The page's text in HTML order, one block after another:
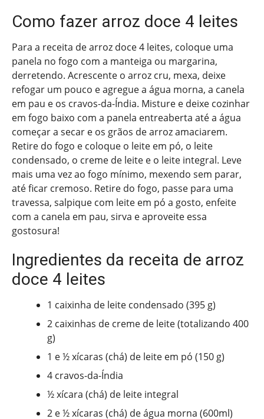
Como fazer arroz doce 4 leites
Para a receita de arroz doce 4 leites, coloque uma
panela no fogo com a manteiga ou margarina,
derretendo. Acrescente o arroz cru, mexa, deixe
refogar um pouco e agregue a água morna, a canela
em pau e os cravos-da-Índia. Misture e deixe cozinhar
em fogo baixo com a panela entreaberta até a água
começar a secar e os grãos de arroz amaciarem.
Retire do fogo e coloque o leite em pó, o leite
condensado, o creme de leite e o leite integral. Leve
mais uma vez ao fogo mínimo, mexendo sem parar,
até ficar cremoso. Retire do fogo, passe para uma
travessa, salpique com leite em pó a gosto, enfeite
com a canela em pau, sirva e aproveite essa
gostosura!
Ingredientes da receita de arroz
doce 4 leites
1 caixinha de leite condensado (395 g)
2 caixinhas de creme de leite (totalizando 400
g)
1 e ½ xícaras (chá) de leite em pó (150 g)
4 cravos-da-Índia
½ xícara (chá) de leite integral
2 e ½ xícaras (chá) de água morna (600ml)